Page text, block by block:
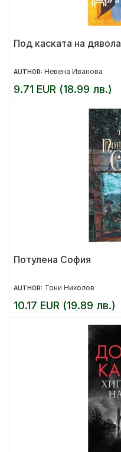
Под каската на дявола
AUTHOR: Невена Иванова
9.71 EUR (18.99 лв.)
Потулена София
AUTHOR: Тони Николов
10.17 EUR (19.89 лв.)